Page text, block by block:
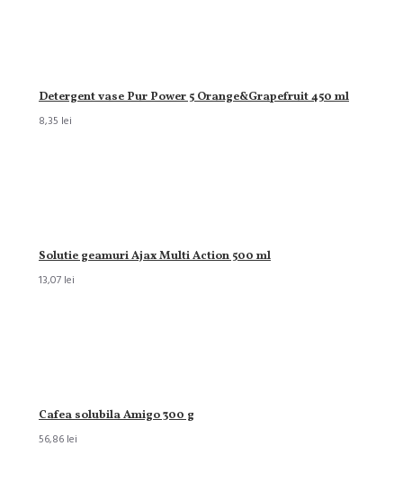
Detergent vase Pur Power 5 Orange&Grapefruit 450 ml
8,35 lei
Solutie geamuri Ajax Multi Action 500 ml
13,07 lei
Cafea solubila Amigo 300 g
56,86 lei